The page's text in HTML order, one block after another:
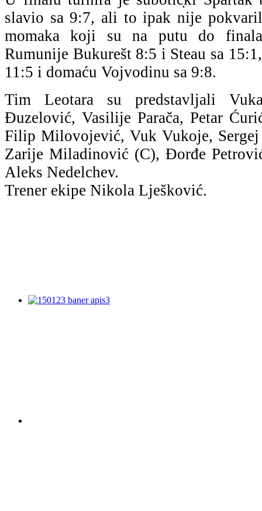
slavio sa 9:7, ali to ipak nije
momaka koji su na putu do
Rumunije Bukurešt 8:5 i Steau sa
11:5 i domaću Vojvodinu sa 9:8.
Tim Leotara su predstavljali
Đuzelović, Vasilije Parača, Petar
Filip Milovojević, Vuk Vukoje, Sergej
Zarije Miladinović (C), Ðorđe
Aleks Nedelchev.
Trener ekipe Nikola Lješković.